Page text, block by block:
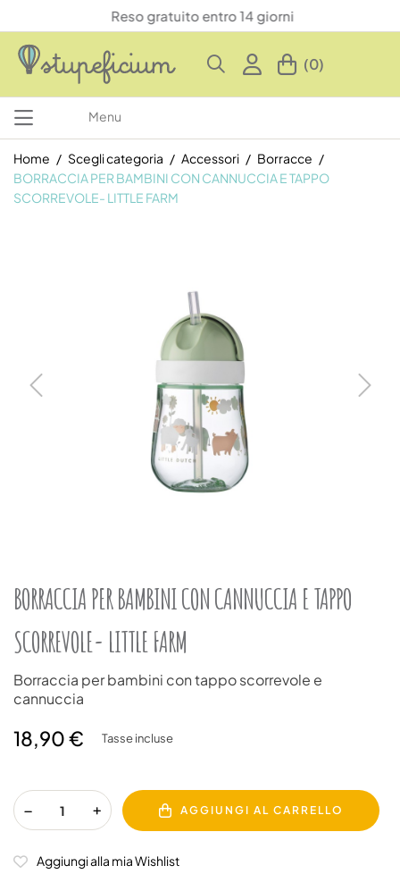
Reso gratuito entro 14 giorni
(0)
Menu
Home Scegli categoria Accessori
Borracce
BORRACCIA PER BAMBINI CON CANNUCCIA E TAPPO
SCORREVOLE- LITTLE FARM
BORRACCIA PER BAMBINI CON CANNUCCIA E TAPPO
SCORREVOLE- LITTLE FARM
Borraccia per bambini con tappo scorrevole e
cannuccia
18,90 € Tasse incluse
AGGIUNGI AL CARRELLO
Aggiungi alla mia Wishlist